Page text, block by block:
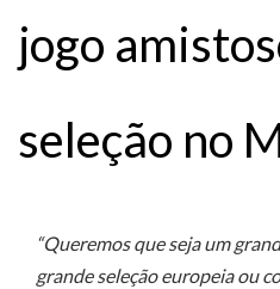
jogo
seleção no
“Queremos que seja um
grande seleção europeia ou